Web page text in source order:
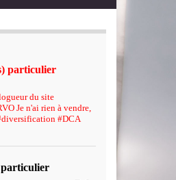
particulier
du site
Je n'ai rien à vendre,
#DCA
particulier